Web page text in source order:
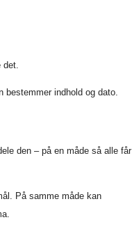
indhold og dato.
den – på en måde så alle får
På samme måde kan